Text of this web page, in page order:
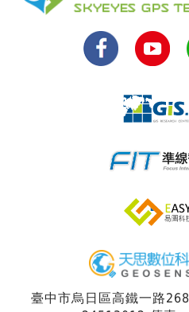
臺中市烏日區高鐵一路